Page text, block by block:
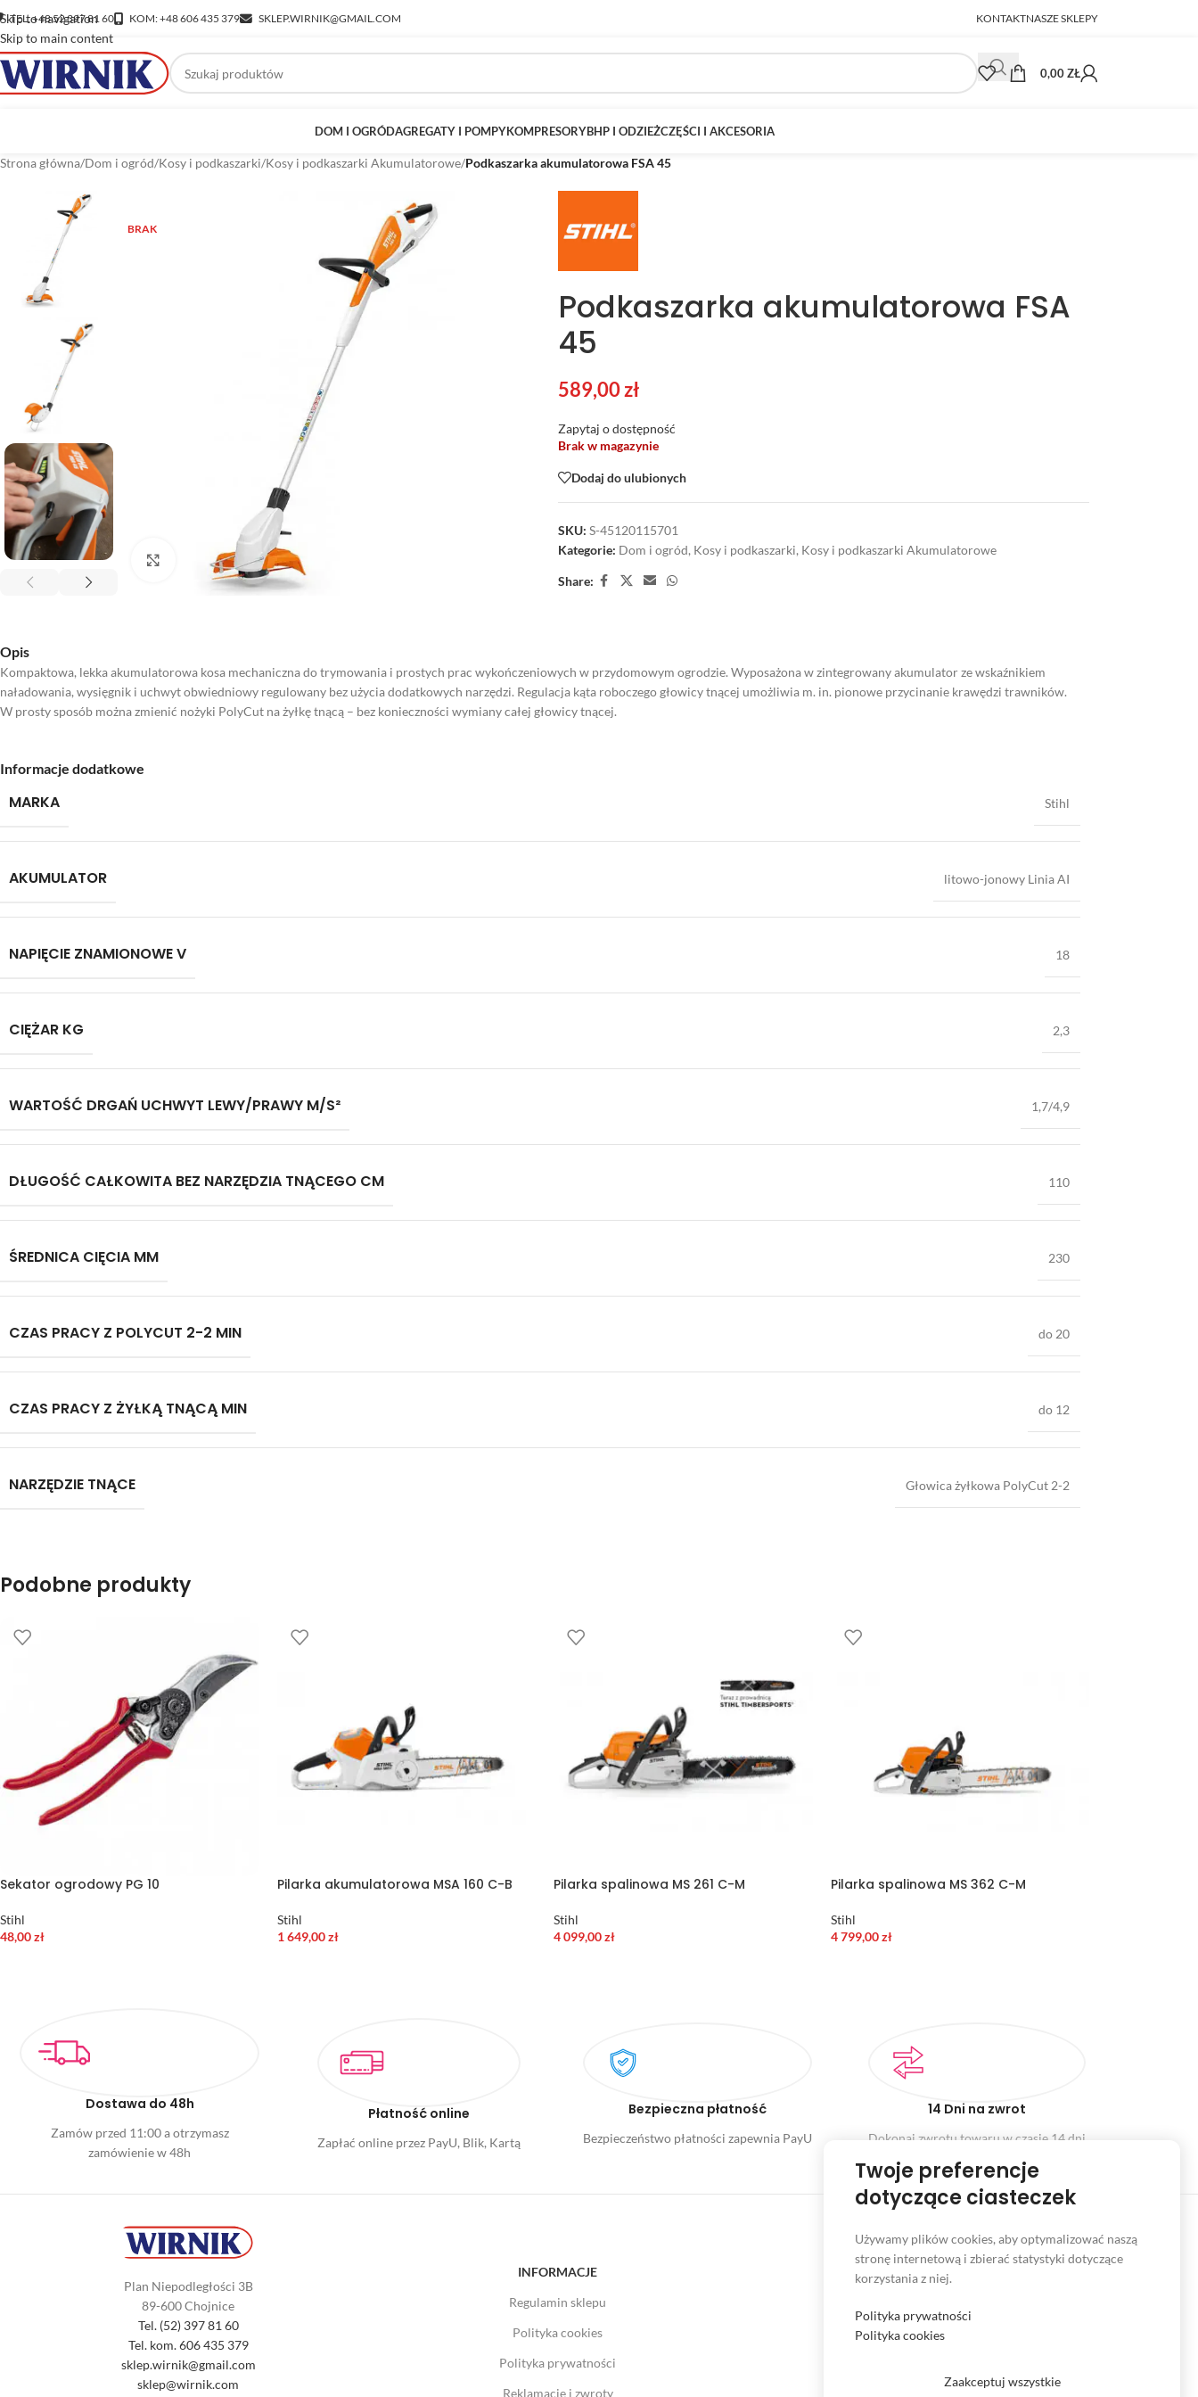
Skip to navigation
Skip to main content
TEL: +48 52 397 81 60 KOM: +48 606 435 379 SKLEP.WIRNIK@GMAIL.COM KONTAKTNASZE SKLEPY
0,00ZŁ
DOM I OGRÓDAGREGATY I POMPYKOMPRESORYBHP I ODZIEŻCZĘŚCI I AKCESORIA
Strona główna/Dom i ogród/Kosy i podkaszarki/Kosy i podkaszarki Akumulatorowe/Podkaszarka akumulatorowa FSA 45
BRAK
Kliknij aby powiększyć
Podkaszarka akumulatorowa FSA
45
589,00zł
Zapytaj o dostępność
Brak w magazynie
Dodaj do ulubionych
SKU: S-45120115701
Kategorie: Dom i ogród, Kosy i podkaszarki, Kosy i podkaszarki Akumulatorowe
Share:
Opis
Kompaktowa, lekka akumulatorowa kosa mechaniczna do trymowania i prostych prac wykończeniowych w przydomowym ogrodzie. Wyposażona w zintegrowany akumulator ze wskaźnikiem
naładowania, wysięgnik i uchwyt obwiedniowy regulowany bez użycia dodatkowych narzędzi. Regulacja kąta roboczego głowicy tnącej umożliwia m. in. pionowe przycinanie krawędzi trawników.
W prosty sposób można zmienić nożyki PolyCut na żyłkę tnącą – bez konieczności wymiany całej głowicy tnącej.
Informacje dodatkowe
MARKA Stihl
AKUMULATOR litowo-jonowy Linia AI
NAPIĘCIE ZNAMIONOWE V 18
CIĘŻAR KG 2,3
WARTOŚĆ DRGAŃ UCHWYT LEWY/PRAWY M/S² 1,7/4,9
DŁUGOŚĆ CAŁKOWITA BEZ NARZĘDZIA TNĄCEGO CM 110
ŚREDNICA CIĘCIA MM 230
CZAS PRACY Z POLYCUT 2-2 MIN do 20
CZAS PRACY Z ŻYŁKĄ TNĄCĄ MIN do 12
NARZĘDZIE TNĄCE Głowica żyłkowa PolyCut 2-2
Podobne produkty
Sekator ogrodowy PG 10
Stihl
48,00zł
Pilarka akumulatorowa MSA 160 C-B
Stihl
1 649,00zł
Pilarka spalinowa MS 261 C-M
Stihl
4 099,00zł
Pilarka spalinowa MS 362 C-M
Stihl
4 799,00zł
Dostawa do 48h
Zamów przed 11:00 a otrzymasz
zamówienie w 48h
Płatność online
Zapłać online przez PayU, Blik, Kartą
Bezpieczna płatność
Bezpieczeństwo płatności zapewnia PayU
14 Dni na zwrot
Dokonaj zwrotu towaru w czasie 14 dni
Plan Niepodległości 3B
89-600 Chojnice
Tel. (52) 397 81 60
Tel. kom. 606 435 379
sklep.wirnik@gmail.com
sklep@wirnik.com
INFORMACJE
Regulamin sklepu
Polityka cookies
Polityka prywatności
Reklamacje i zwroty
INFORMACJE
Kontakt
Twoje preferencje
dotyczące ciasteczek
Używamy plików cookies, aby optymalizować naszą
stronę internetową i zbierać statystyki dotyczące
korzystania z niej.
Polityka prywatności
Polityka cookies
Zaakceptuj wszystkie